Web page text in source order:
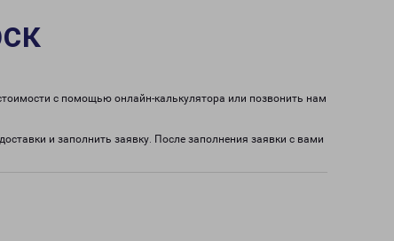
с помощью онлайн-калькулятора или позвонить нам
и заполнить заявку. После заполнения заявки с вами